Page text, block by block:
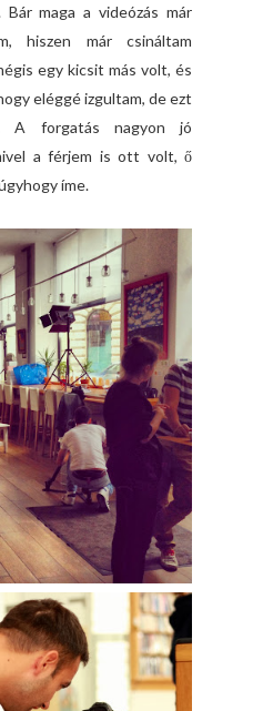
Bár maga a videózás már
hiszen már csináltam
egy kicsit más volt, és
eléggé izgultam, de ezt
A forgatás nagyon jó
a férjem is ott volt, ő
íme.